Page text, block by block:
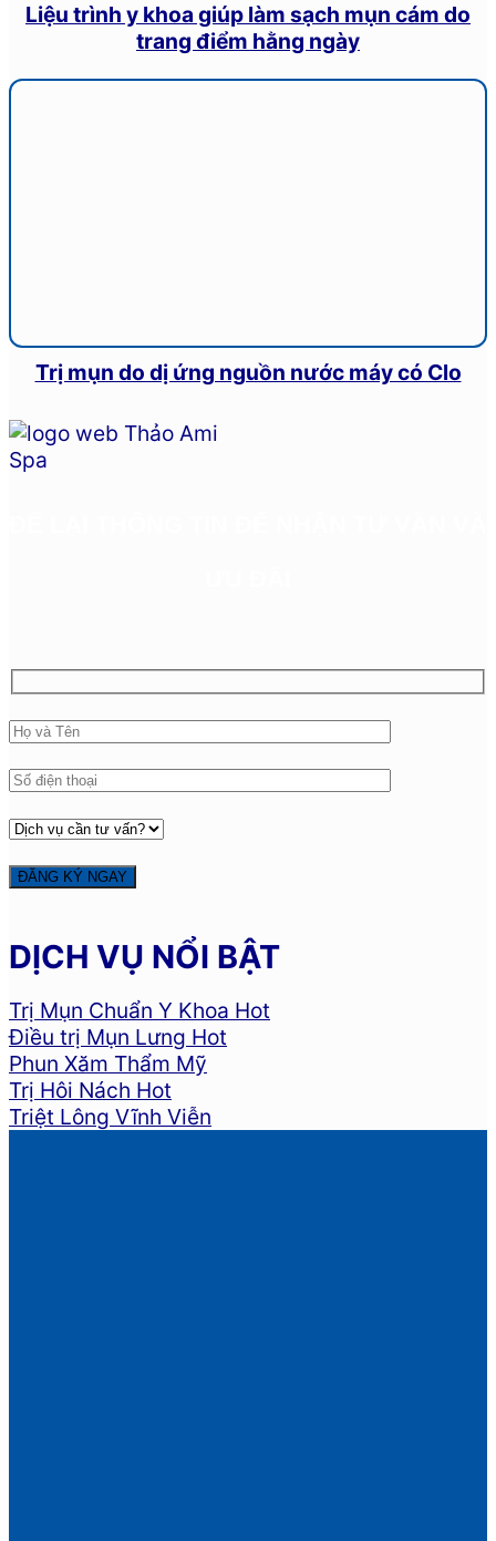
Liệu trình y khoa giúp làm sạch mụn cám do
trang điểm hằng ngày
Trị mụn do dị ứng nguồn nước máy có Clo
DỊCH VỤ NỔI BẬT
Trị Mụn Chuẩn Y Khoa
Điều trị Mụn Lưng
Phun Xăm Thẩm Mỹ
Trị Hôi Nách
Triệt Lông Vĩnh Viễn